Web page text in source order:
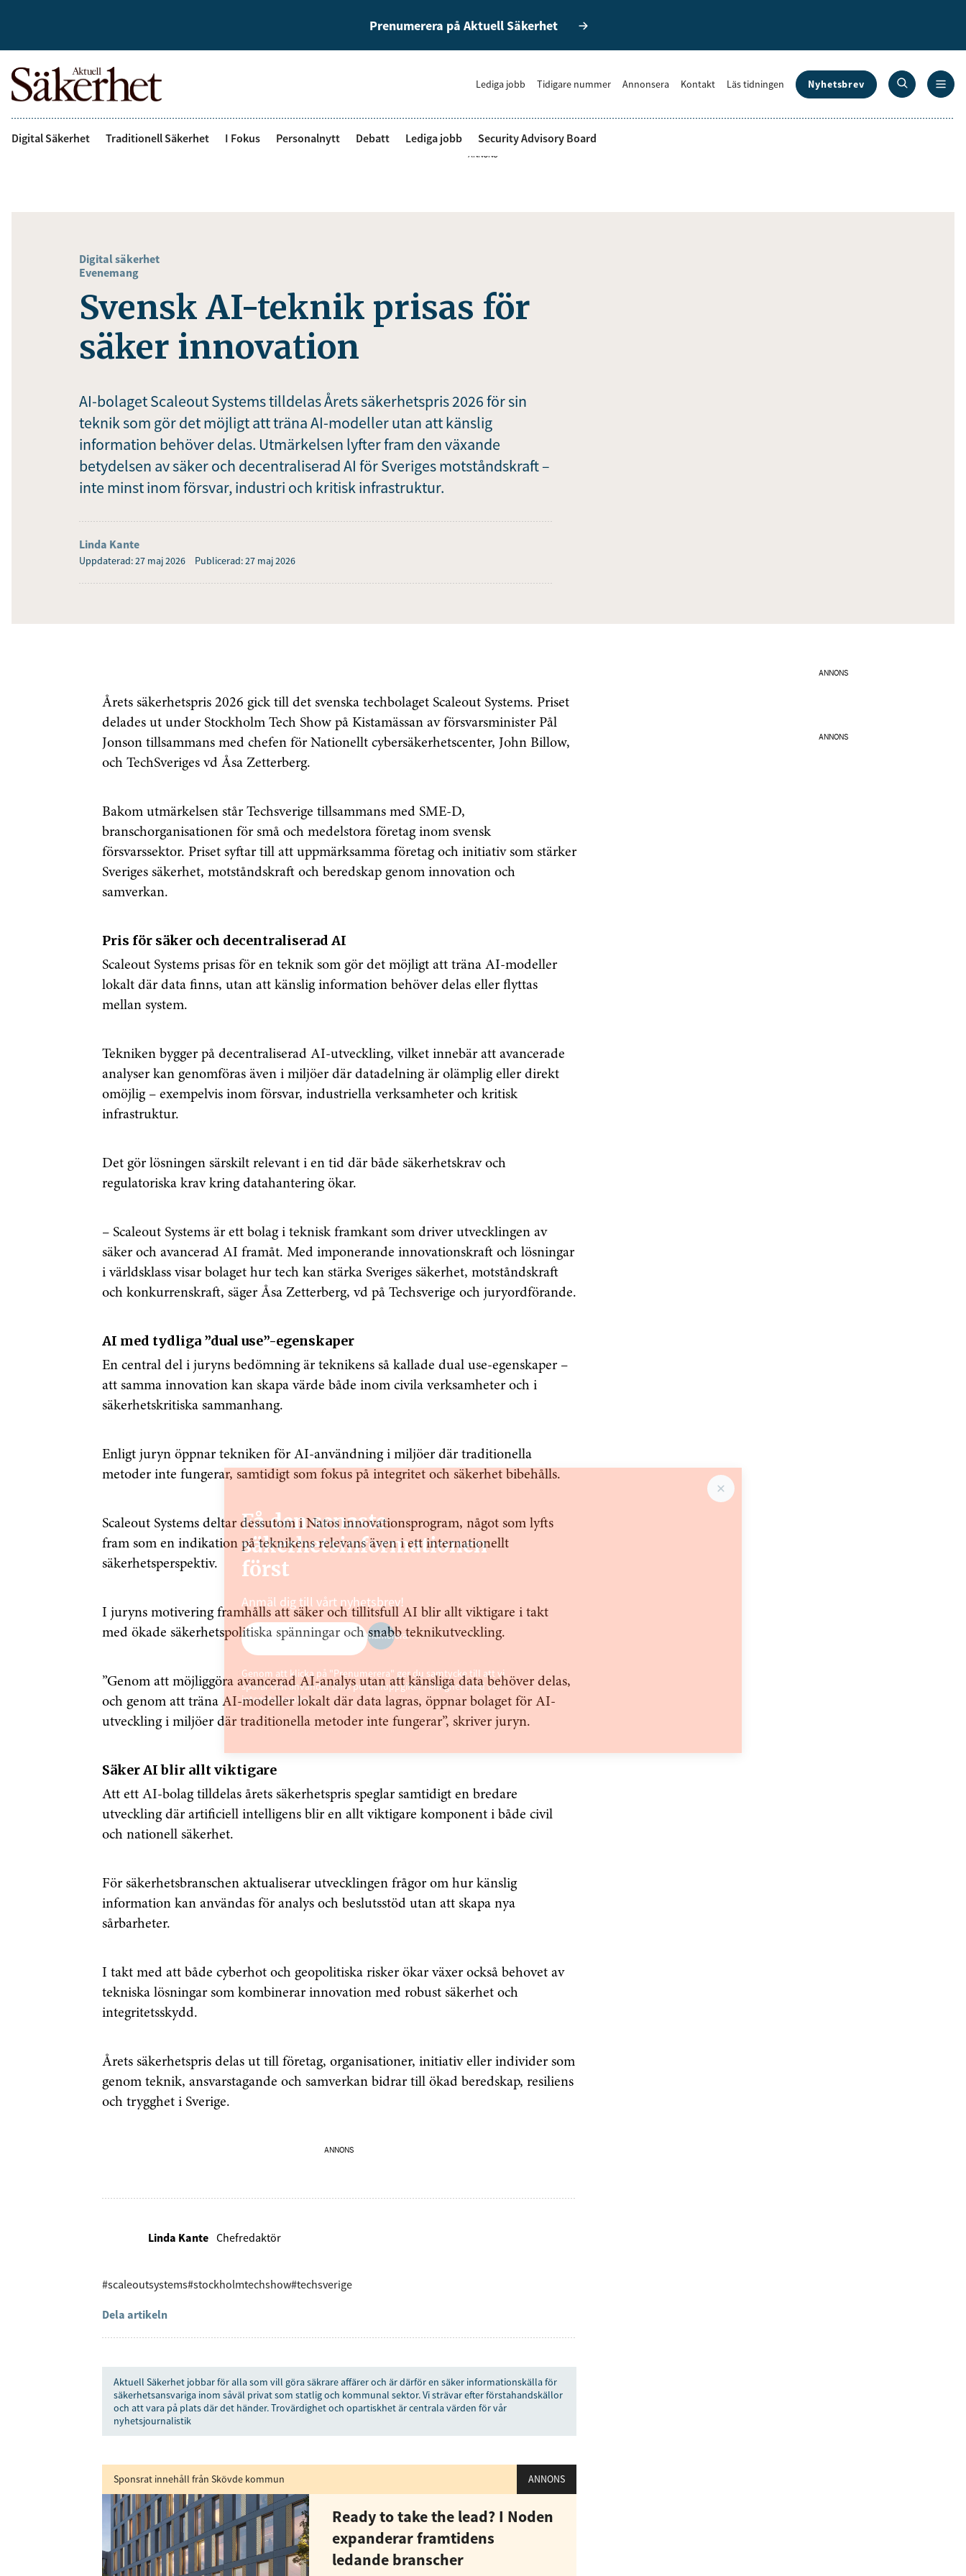
Prenumerera på Aktuell Säkerhet
Lediga jobb Tidigare nummer Annonsera Kontakt Läs tidningen Nyhetsbrev
Digital Säkerhet Traditionell Säkerhet I Fokus Personalnytt Debatt Lediga jobb Security Advisory Board
ANNONS
Digital säkerhet
Evenemang
Svensk AI-teknik prisas för
säker innovation
AI-bolaget Scaleout Systems tilldelas Årets säkerhetspris 2026 för sin
teknik som gör det möjligt att träna AI-modeller utan att känslig
information behöver delas. Utmärkelsen lyfter fram den växande
betydelsen av säker och decentraliserad AI för Sveriges motståndskraft –
inte minst inom försvar, industri och kritisk infrastruktur.
Linda Kante
Uppdaterad: 27 maj 2026 Publicerad: 27 maj 2026
Årets säkerhetspris 2026 gick till det svenska techbolaget Scaleout Systems. Priset
delades ut under Stockholm Tech Show på Kistamässan av försvarsminister Pål
Jonson tillsammans med chefen för Nationellt cybersäkerhetscenter, John Billow,
och TechSveriges vd Åsa Zetterberg.
Bakom utmärkelsen står Techsverige tillsammans med SME-D,
branschorganisationen för små och medelstora företag inom svensk
försvarssektor. Priset syftar till att uppmärksamma företag och initiativ som stärker
Sveriges säkerhet, motståndskraft och beredskap genom innovation och
samverkan.
Pris för säker och decentraliserad AI
Scaleout Systems prisas för en teknik som gör det möjligt att träna AI-modeller
lokalt där data finns, utan att känslig information behöver delas eller flyttas
mellan system.
Tekniken bygger på decentraliserad AI-utveckling, vilket innebär att avancerade
analyser kan genomföras även i miljöer där datadelning är olämplig eller direkt
omöjlig – exempelvis inom försvar, industriella verksamheter och kritisk
infrastruktur.
Det gör lösningen särskilt relevant i en tid där både säkerhetskrav och
regulatoriska krav kring datahantering ökar.
– Scaleout Systems är ett bolag i teknisk framkant som driver utvecklingen av
säker och avancerad AI framåt. Med imponerande innovationskraft och lösningar
i världsklass visar bolaget hur tech kan stärka Sveriges säkerhet, motståndskraft
och konkurrenskraft, säger Åsa Zetterberg, vd på Techsverige och juryordförande.
AI med tydliga ”dual use”-egenskaper
En central del i juryns bedömning är teknikens så kallade dual use-egenskaper –
att samma innovation kan skapa värde både inom civila verksamheter och i
säkerhetskritiska sammanhang.
Enligt juryn öppnar tekniken för AI-användning i miljöer där traditionella
metoder inte fungerar, samtidigt som fokus på integritet och säkerhet bibehålls.
Scaleout Systems deltar dessutom i Natos innovationsprogram, något som lyfts
fram som en indikation på teknikens relevans även i ett internationellt
säkerhetsperspektiv.
I juryns motivering framhålls att säker och tillitsfull AI blir allt viktigare i takt
med ökade säkerhetspolitiska spänningar och snabb teknikutveckling.
”Genom att möjliggöra avancerad AI-analys utan att känsliga data behöver delas,
och genom att träna AI-modeller lokalt där data lagras, öppnar bolaget för AI-
utveckling i miljöer där traditionella metoder inte fungerar”, skriver juryn.
Säker AI blir allt viktigare
Att ett AI-bolag tilldelas årets säkerhetspris speglar samtidigt en bredare
utveckling där artificiell intelligens blir en allt viktigare komponent i både civil
och nationell säkerhet.
För säkerhetsbranschen aktualiserar utvecklingen frågor om hur känslig
information kan användas för analys och beslutsstöd utan att skapa nya
sårbarheter.
I takt med att både cyberhot och geopolitiska risker ökar växer också behovet av
tekniska lösningar som kombinerar innovation med robust säkerhet och
integritetsskydd.
Årets säkerhetspris delas ut till företag, organisationer, initiativ eller individer som
genom teknik, ansvarstagande och samverkan bidrar till ökad beredskap, resiliens
och trygghet i Sverige.
ANNONS
Linda Kante Chefredaktör
#scaleoutsystems#stockholmtechshow#techsverige
Dela artikeln
Aktuell Säkerhet jobbar för alla som vill göra säkrare affärer och är därför en säker informationskälla för
säkerhetsansvariga inom såväl privat som statlig och kommunal sektor. Vi strävar efter förstahandskällor
och att vara på plats där det händer. Trovärdighet och opartiskhet är centrala värden för vår
nyhetsjournalistik
Sponsrat innehåll från Skövde kommun ANNONS
Ready to take the lead? I Noden
expanderar framtidens
ledande branscher
ANNONS
ANNONS
Få den senaste
säkerhetsinformationen
först
Anmäl dig till vårt nyhetsbrev!
Prenumerera
Genom att klicka på "Prenumerera" ger du samtycke till att vi
sparar och använder dina personuppgifter i enlighet med vår
integritetspolicy.